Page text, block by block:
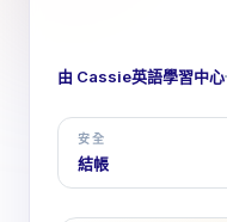
由 Cassie英語學習中心
安全
結帳